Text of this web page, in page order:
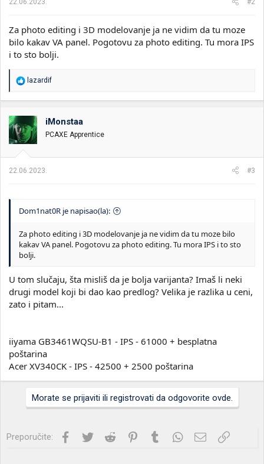
22.06.2023. #2
Za photo editing i 3D modelovanje ja ne vidim da tu moze
bilo kakav VA panel. Pogotovu za photo editing. Tu mora IPS
i to sto bolji.
R
a
o
v
a
n
:
lazardif
iMonstaa
PCAXE Apprentice
22.06.2023. #3
Dom1nat0R je napisao(la):
Za photo editing i 3D modelovanje ja ne vidim da tu moze bilo
kakav VA panel. Pogotovu za photo editing. Tu mora IPS i to sto
bolji.
U tom slučaju, šta misliš da je bolja varijanta? Imaš li neki
drugi model koji bi dao kao predlog? Velika je razlika u ceni,
zato i pitam...
iiyama GB3461WQSU-B1 - IPS - 61000 + besplatna
poštarina
Acer XV340CK - IPS - 42500 + 2500 poštarina
Morate se prijaviti ili registrovati da odgovorite ovde.
Preporučite: Facebook
Twitter Reddit PinterestTumblrWhatsApp
Imejl Link